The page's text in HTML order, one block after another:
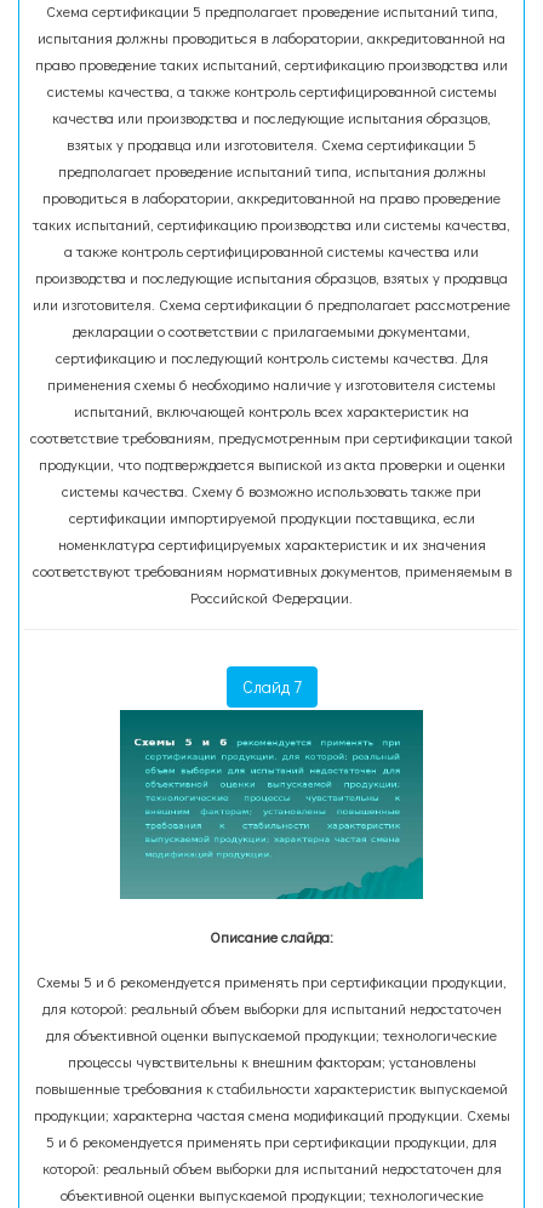
Схема сертификации 5 предполагает проведение испытаний типа,
испытания должны проводиться в лаборатории, аккредитованной на
право проведение таких испытаний, сертификацию производства или
системы качества, а также контроль сертифицированной системы
качества или производства и последующие испытания образцов,
взятых у продавца или изготовителя. Схема сертификации 5
предполагает проведение испытаний типа, испытания должны
проводиться в лаборатории, аккредитованной на право проведение
таких испытаний, сертификацию производства или системы качества,
а также контроль сертифицированной системы качества или
производства и последующие испытания образцов, взятых у продавца
или изготовителя. Схема сертификации 6 предполагает рассмотрение
декларации о соответствии с прилагаемыми документами,
сертификацию и последующий контроль системы качества. Для
применения схемы 6 необходимо наличие у изготовителя системы
испытаний, включающей контроль всех характеристик на
соответствие требованиям, предусмотренным при сертификации такой
продукции, что подтверждается выпиской из акта проверки и оценки
системы качества. Схему 6 возможно использовать также при
сертификации импортируемой продукции поставщика, если
номенклатура сертифицируемых характеристик и их значения
соответствуют требованиям нормативных документов, применяемым в
Российской Федерации.
Слайд 7
Описание слайда:
Схемы 5 и 6 рекомендуется применять при сертификации продукции,
для которой: реальный объем выборки для испытаний недостаточен
для объективной оценки выпускаемой продукции; технологические
процессы чувствительны к внешним факторам; установлены
повышенные требования к стабильности характеристик выпускаемой
продукции; характерна частая смена модификаций продукции. Схемы
5 и 6 рекомендуется применять при сертификации продукции, для
которой: реальный объем выборки для испытаний недостаточен для
объективной оценки выпускаемой продукции; технологические